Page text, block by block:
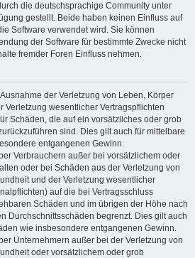
die deutschsprachige Community unter
gestellt. Beide haben keinen Einfluss auf
Software verwendet wird. Sie können
der Software für bestimmte Zwecke nicht
fremder Foren Einfluss nehmen.
der Verletzung von Leben, Körper
Verletzung wesentlicher Vertragspflichten
Schäden, die auf ein vorsätzliches oder grob
sind. Dies gilt auch für mittelbare
entgangenen Gewinn.
Verbrauchern außer bei vorsätzlichem oder
oder bei Schäden aus der Verletzung von
und der Verletzung wesentlicher
auf die bei Vertragsschluss
Schäden und im übrigen der Höhe nach
Durchschnittsschäden begrenzt. Dies gilt auch
wie insbesondere entgangenen Gewinn.
Unternehmern außer bei der Verletzung von
oder vorsätzlichem oder grob